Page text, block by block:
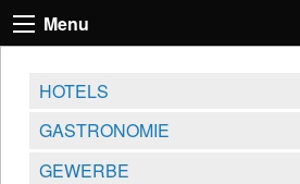
Menu
HOTELS
GASTRONOMIE
GEWERBE